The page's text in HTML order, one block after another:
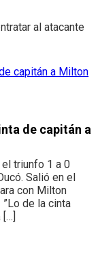
al atacante
de capitán a
triunfo 1 a 0
Salió en el
con Milton
de la cinta
[…]